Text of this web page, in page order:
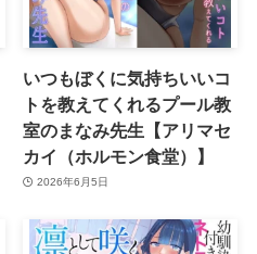
いつもぼくに気持ちいいコ
トを教えてくれるプール教
室のまなみ先生【アリマセ
カイ（ホルモン食堂）】
2026年6月5日